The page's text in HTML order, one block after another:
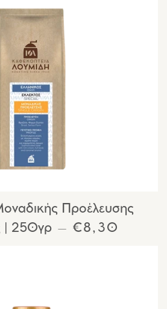
Προέλευσης
| 250γρ
— ΚΑΝΟΝΙΚΉ
€8,30